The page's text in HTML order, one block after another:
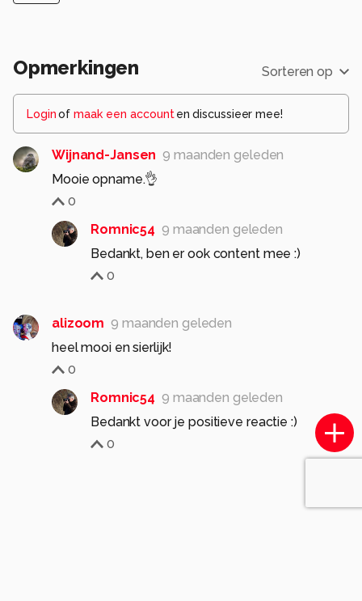
Opmerkingen Sorteren op
Loginof maak een account en discussieer mee!
Wijnand-Jansen 9 maanden geleden
Mooie opname.👌
0
Romnic54 9 maanden geleden
Bedankt, ben er ook content mee :)
0
alizoom 9 maanden geleden
heel mooi en sierlijk!
0
Romnic54 9 maanden geleden
Bedankt voor je positieve reactie :)
0